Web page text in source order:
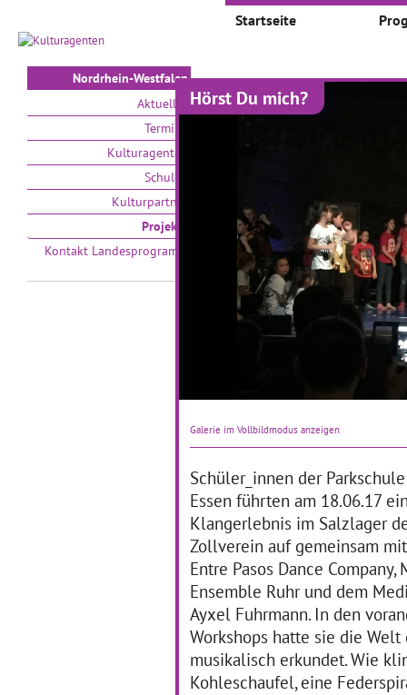
Hörst Du mich?
Galerie im Vollbildmodus anzeigen
Schüler_innen der
Essen führten am 18.06.17
Klangerlebnis im Salzlager
Zollverein auf gemeinsam
Entre Pasos Dance Company,
Ensemble Ruhr und dem
Ayxel Fuhrmann. In den
Workshops hatte sie die Welt
musikalisch erkundet. Wie
Kohleschaufel, eine
Nordrhein-Westfalen
Aktuelles
Termine
Kulturagenten
Schulen
Kulturpartner
Projekte
Kontakt Landesprogramm
Startseite
Projekte
Auswählen nach:
Eine Kulturnacht in
Am 03.07.2012 feierten die
drei Krefelder Schulen ein
Schüler/innen ihre ersten
Auftritte erlebten und ihre
Galeriewänden des
Krefelder… mehr
zu
Die Schreibwerkstatt
als Jugendstil-Club
NRW
20.04.2012–06.07.2012